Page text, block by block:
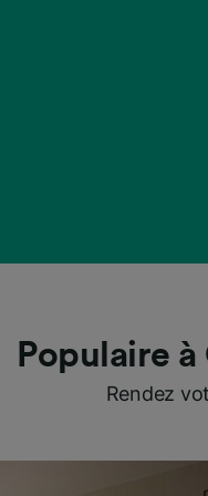
Populaire
Rendez